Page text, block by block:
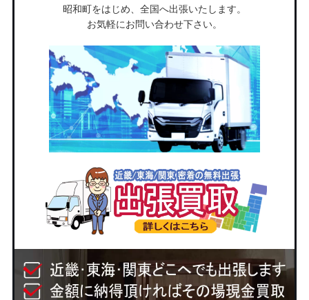
昭和町をはじめ、全国へ出張いたします。
お気軽にお問い合わせ下さい。